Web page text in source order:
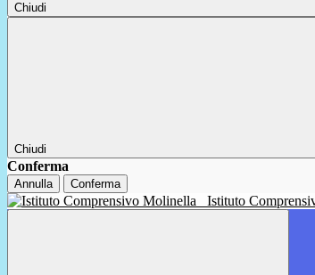
Chiudi
Chiudi
Conferma
Annulla Conferma
Istituto